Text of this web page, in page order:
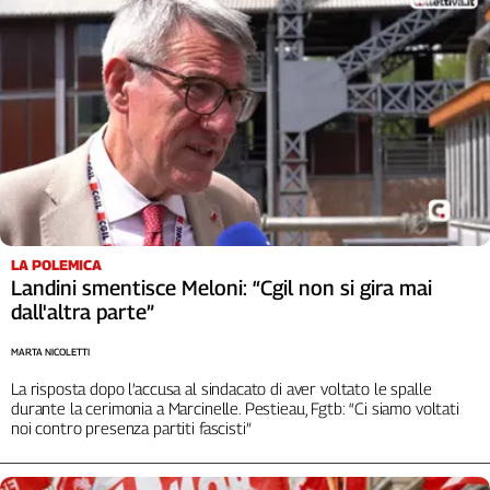
L'Italia
Abruzzo-
Molise
Alto
Adige
Basilicata
Calabria
Campania
Friuli
Venezia
Giulia
Lazio
LA POLEMICA
Landini smentisce Meloni: “Cgil non si gira mai
dall'altra parte”
La risposta dopo l’accusa al sindacato di aver voltato le spalle
durante la cerimonia a Marcinelle. Pestieau, Fgtb: “Ci siamo voltati
noi contro presenza partiti fascisti”
MARTA NICOLETTI